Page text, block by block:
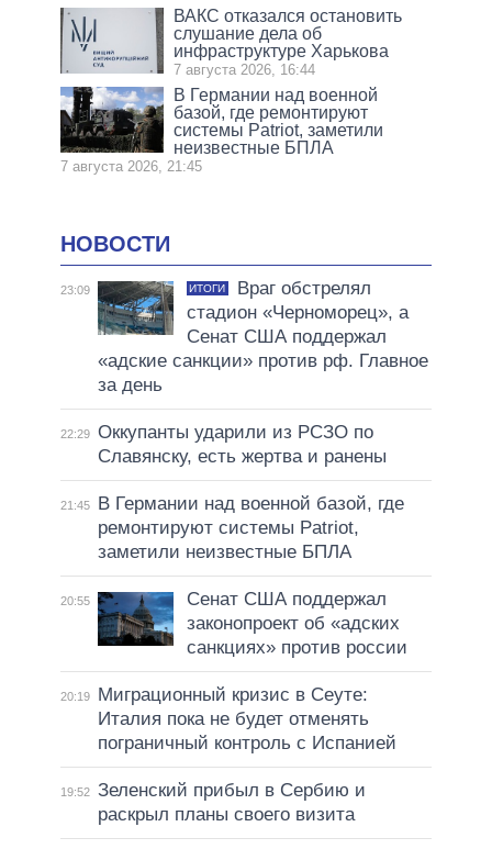
ВАКС отказался остановить
слушание дела об
инфраструктуре Харькова
7 августа 2026, 16:44
В Германии над военной
базой, где ремонтируют
системы Patriot, заметили
неизвестные БПЛА
7 августа 2026, 21:45
НОВОСТИ
23:09 ИТОГИ
Враг обстрелял
стадион «Черноморец», а
Сенат США поддержал
«адские санкции» против рф. Главное
за день
22:29 Оккупанты ударили из РСЗО по
Славянску, есть жертва и ранены
21:45
В Германии над военной базой, где
ремонтируют системы Patriot,
заметили неизвестные БПЛА
20:55
Сенат США поддержал
законопроект об «адских
санкциях» против россии
20:19
Миграционный кризис в Сеуте:
Италия пока не будет отменять
пограничный контроль с Испанией
19:52 Зеленский прибыл в Сербию и
раскрыл планы своего визита